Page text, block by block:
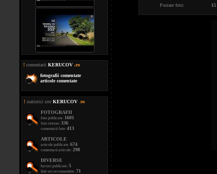
! comentarii KERUCOV .ro
fotografii comentate
articole comentate
! statistici site KERUCOV ro
FOTOGRAFII
foto publicate: 1601
foto retrase: 336
comentarii foto: 413
ARTICOLE
articole publicate: 674
comentarii articole: 298
DIVERSE
lucrari publicate: 5
link-uri recomandate: 71
Postare foto: